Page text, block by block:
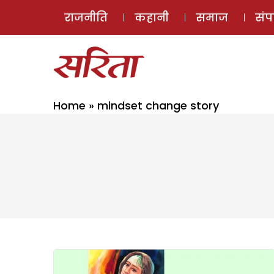
राजनीति कहानी समाज
Home » mindset change story